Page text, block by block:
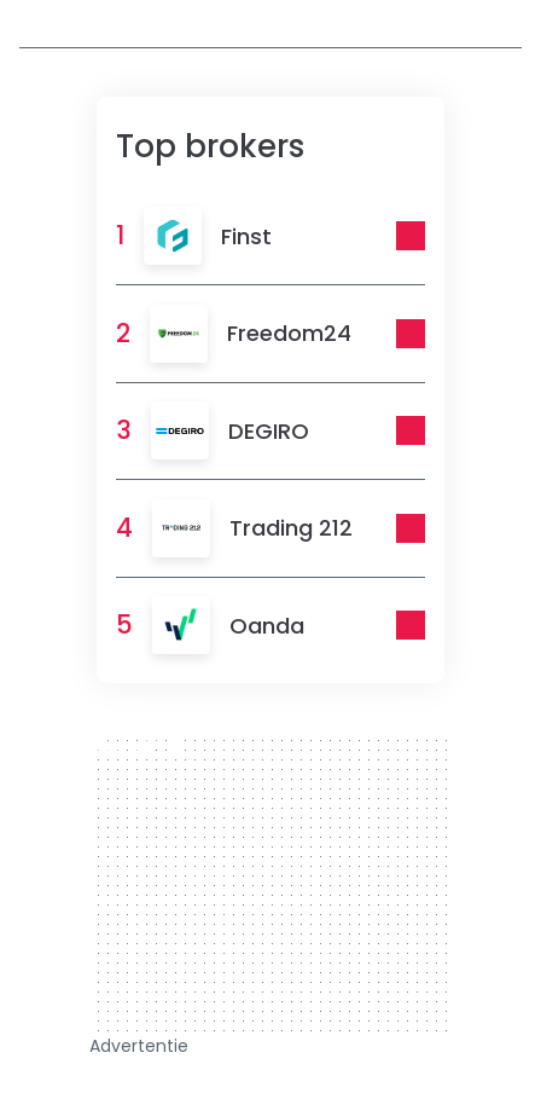
Top brokers
1 Finst
2 Freedom24
3 DEGIRO
4 Trading 212
5 Oanda
300 x 250
Advertentie